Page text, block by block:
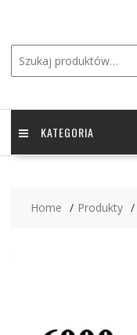
KATEGORIA
Home Produkty